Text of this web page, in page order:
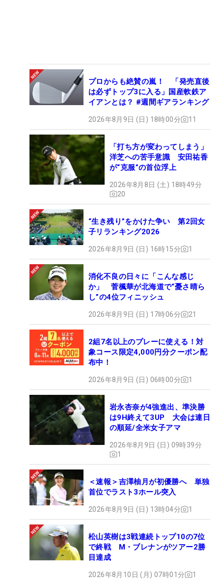
プロからも絶賛の嵐！ 「発売直後
は必ずトップ3に入る」国産軟鉄ア
イアンとは？ #週間ギアランキング
2026年8月9日 (日) 18時00分 11
「打ち方が変わってしまう」
洋芝への苦手意識 安田祐香
が“克服”の首位浮上
2026年8月8日 (土) 18時49分
20
“生き残り”をかけた争い 第2回女
子リランキング2026
2026年8月9日 (日) 16時15分 1
消化不良の日々に「こんな感じ
か」 菅楓華が北海道で“憂さ晴ら
し”の4位フィニッシュ
2026年8月9日 (日) 17時06分 21
2組7名以上のプレーに使える！対
象コース限定4,000円分クーポン配
布中！
2026年8月9日 (日) 06時00分 1
岩永杏奈が4強進出、準決勝
は9H終えて3UP 大会は連日
の順延/全米女子アマ
2026年8月9日 (日) 09時39分
1
＜速報＞吉澤柚月が初優勝へ 単独
首位でラスト3ホール突入
2026年8月9日 (日) 13時04分 1
松山英樹は3戦連続トップ10の7位
で終戦 M・ブレナンがツアー2勝
目達成
2026年8月10日 (月) 07時01分 1